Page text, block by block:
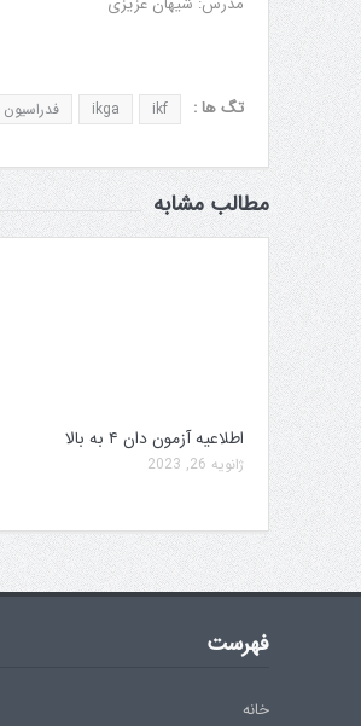
تگ ها : ikf
ikga فدراسیون
مطالب مشابه
اطلاعیه آزمون دان ۴ به بالا
ژانویه 26, 2023
افزایش جوایز برگزاری جام پارس
فهرست
خانه